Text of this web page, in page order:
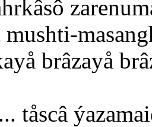
mushti-
brâzayå
tåscâ